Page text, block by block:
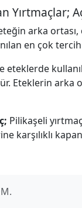
Yırtmaçlar;
arka
en çok
eteklerde
Eteklerin arka
Pilikaşeli
karşılıklı